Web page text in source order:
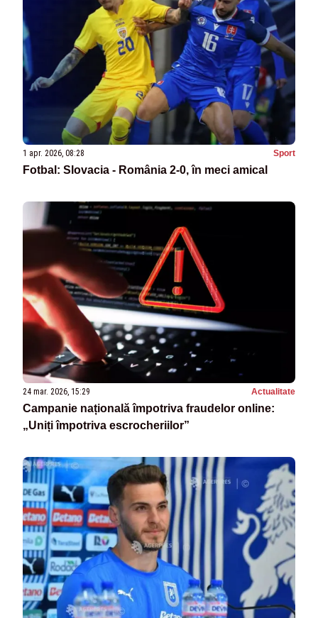
1 apr. 2026, 08:28 Sport
Fotbal: Slovacia - România 2-0, în meci amical
24 mar. 2026, 15:29 Actualitate
Campanie națională împotriva fraudelor online:
„Uniți împotriva escrocheriilor”